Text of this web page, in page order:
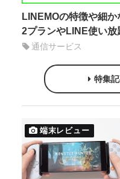
LINEMOの特徴や細
2プランやLINE使い放
通信サービス
特集
端末レビュー